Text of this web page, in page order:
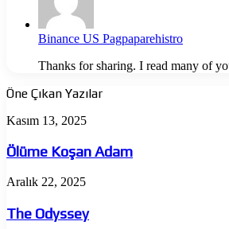
Binance US Pagpaparehistro
Thanks for sharing. I read many of
Öne Çıkan Yazılar
Ölüme
Adam
Kasım 13, 2025
Ölüme Koşan Adam
The
Aralık 22, 2025
The Odyssey